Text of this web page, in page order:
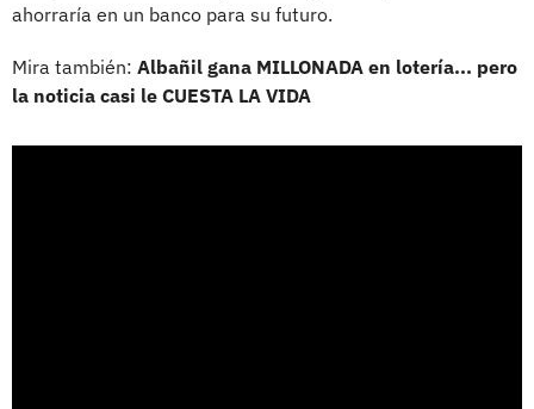
ahorraría en un banco para su futuro.
Mira también: Albañil gana MILLONADA en lotería... pero
la noticia casi le CUESTA LA VIDA